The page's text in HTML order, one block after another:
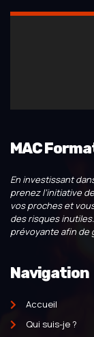
MAC
En investissant
prenez l’initiative
vos proches et
des risques
prévoyante afin de
Navigation
Accueil
Qui suis-je ?